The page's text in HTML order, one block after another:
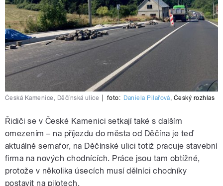
Česká Kamenice, Děčínská ulice foto: Daniela Pilařová, Český rozhlas
Řidiči se v České Kamenici setkají také s dalším
omezením – na příjezdu do města od Děčína je teď
aktuálně semafor, na Děčínské ulici totiž pracuje stavební
firma na nových chodnících. Práce jsou tam obtížné,
protože v několika úsecích musí dělníci chodníky
postavit na pilotech.